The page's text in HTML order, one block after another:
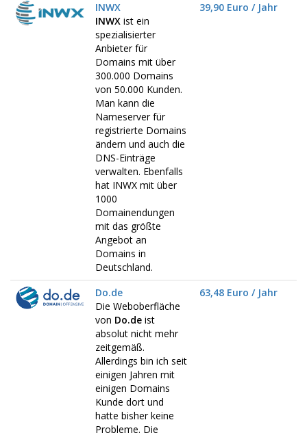
INWX
INWX ist ein
spezialisierter
Anbieter für
Domains mit über
300.000 Domains
von 50.000 Kunden.
Man kann die
Nameserver für
registrierte Domains
ändern und auch die
DNS-Einträge
verwalten. Ebenfalls
hat INWX mit über
1000
Domainendungen
mit das größte
Angebot an
Domains in
Deutschland.
39,90 Euro / Jahr
Do.de
Die Weboberfläche
von Do.de ist
absolut nicht mehr
zeitgemäß.
Allerdings bin ich seit
einigen Jahren mit
einigen Domains
Kunde dort und
hatte bisher keine
Probleme. Die
63,48 Euro / Jahr